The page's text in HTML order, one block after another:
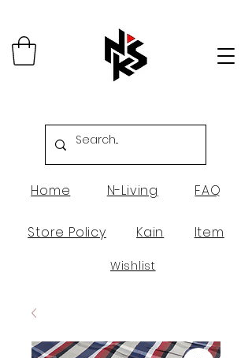
Home N-Living FAQ
Store Policy Kain Item
Wishlist